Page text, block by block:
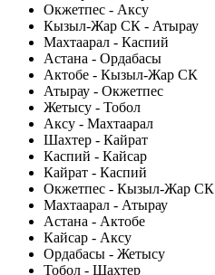
Окжетпес - Аксу
Кызыл-Жар СК - Атырау
Махтаарал - Каспий
Астана - Ордабасы
Актобе - Кызыл-Жар СК
Атырау - Окжетпес
Жетысу - Тобол
Аксу - Махтаарал
Шахтер - Кайрат
Каспий - Кайсар
Кайрат - Каспий
Окжетпес - Кызыл-Жар СК
Махтаарал - Атырау
Астана - Актобе
Кайсар - Аксу
Ордабасы - Жетысу
Тобол - Шахтер